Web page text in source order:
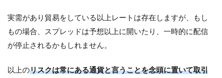
実需があり貿易をしている以上レートは存在しますが、もし
もの場合、スプレッドは予想以上に開いたり、一時的に配信
が停止されるかもしれません。
以上のリスクは常にある通貨と言うことを念頭に置いて取引